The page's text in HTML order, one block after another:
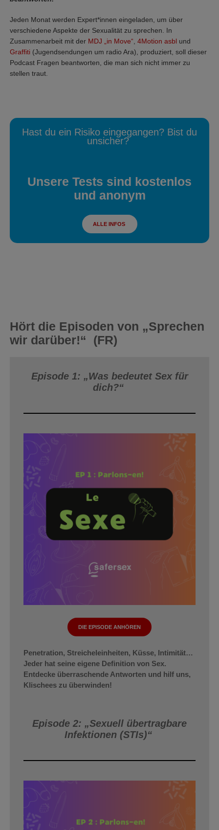
Jeden Monat werden Expert*innen eingeladen, um über
verschiedene Aspekte der Sexualität zu sprechen. In
Zusammenarbeit mit der MDJ „in Move“ 4Motion asbl und
Graffiti (Jugendsendungen um radio Ara), produziert, soll dieser
Podcast Fragen beantworten, die man sich nicht immer zu
stellen traut.
Hast du ein Risiko eingegangen? Bist du
unsicher?
Unsere Tests sind kostenlos
und anonym
ALLE INFOS
Hört die Episoden von „Sprechen
wir darüber!“
(FR)
Episode 1: „Was bedeutet Sex für
dich?“
DIE EPISODE ANHÖREN
Penetration, Streicheleinheiten, Küsse, Intimität…
Jeder hat seine eigene Definition von Sex.
Entdecke überraschende Antworten und hilf uns,
Klischees zu überwinden!
Episode 2: „Sexuell übertragbare
Infektionen (STIs)“